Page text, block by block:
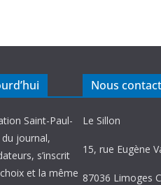
Saint-Paul-
journal,
s’inscrit
et la même
Nous
Le Sillon
15, rue Eugène
87036 Limoges